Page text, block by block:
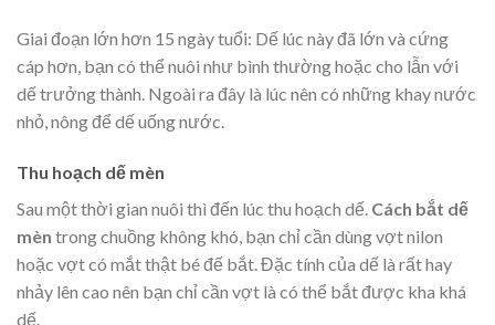
Giai đoạn lớn hơn 15 ngày tuổi: Dế lúc này đã lớn và cứng
cáp hơn, bạn có thể nuôi như bình thường hoặc cho lẫn với
dế trưởng thành. Ngoài ra đây là lúc nên có những khay nước
nhỏ, nông để dế uống nước.
Thu hoạch dế mèn
Sau một thời gian nuôi thì đến lúc thu hoạch dế. Cách bắt dế
mèn trong chuồng không khó, bạn chỉ cần dùng vợt nilon
hoặc vợt có mắt thật bé đế bắt. Đặc tính của dế là rất hay
nhảy lên cao nên bạn chỉ cần vợt là có thể bắt được kha khá
dế.